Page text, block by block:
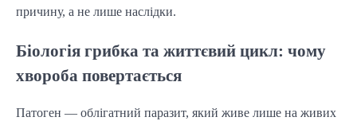
причину, а не лише наслідки.
Біологія грибка та життєвий цикл: чому
хвороба повертається
Патоген — облігатний паразит, який живе лише на живих